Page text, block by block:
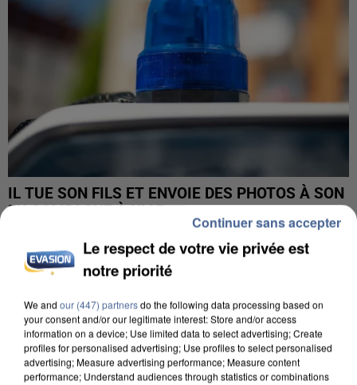
IL TUE SON FILS ET ENVOIE DES PHOTOS À SON
EX-COMPAGNE À NICE
Le respect de votre vie privée est
notre priorité
We and our (447) partnersdo the following data processing based on
your consent and/or our legitimate interest: Store and/or access
information on a device; Use limited data to select advertising; Create
profiles for personalised advertising; Use profiles to select personalised
advertising; Measure advertising performance; Measure content
performance; Understand audiences through statistics or combinations
Continuer sans accepter